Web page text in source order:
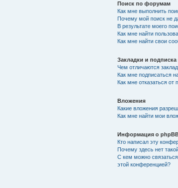
Поиск по форумам
Как мне выполнить
Почему мой поиск не
В результате моего
Как мне найти
Как мне найти свои
Закладки и
Чем отличаются
Как мне подписаться
Как мне отказаться от
Вложения
Какие вложения
Как мне найти мои
Информация о
Кто написал эту
Почему здесь нет
С кем можно
этой конференцией?